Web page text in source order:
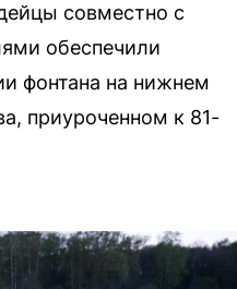
совместно с
обеспечили
фонтана на нижнем
приуроченном к 81-